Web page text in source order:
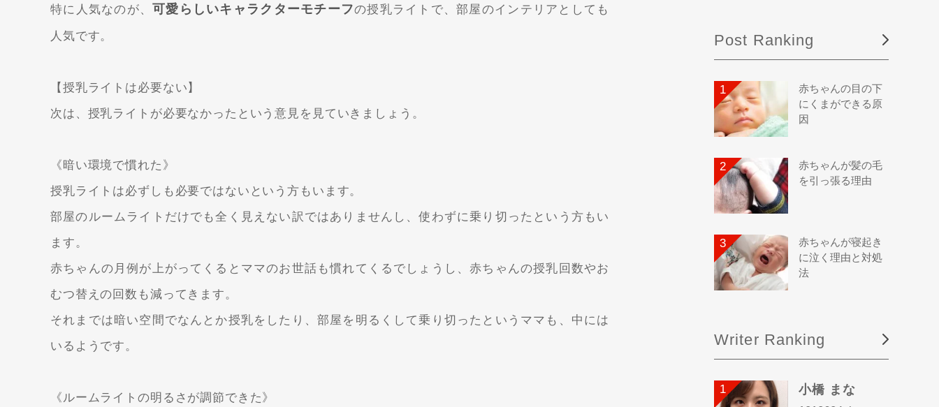
特に人気なのが、 可愛らしいキャラクターモチーフの授乳ライトで、部屋のインテリアとしても
人気です。
【授乳ライトは必要ない】
次は、授乳ライトが必要なかったという意見を見ていきましょう。
《暗い環境で慣れた》
授乳ライトは必ずしも必要ではないという方もいます。
部屋のルームライトだけでも全く見えない訳ではありませんし、使わずに乗り切ったという方もい
ます。
赤ちゃんの月例が上がってくるとママのお世話も慣れてくるでしょうし、赤ちゃんの授乳回数やお
むつ替えの回数も減ってきます。
それまでは暗い空間でなんとか授乳をしたり、部屋を明るくして乗り切ったというママも、中には
いるようです。
《ルームライトの明るさが調節できた》
Post Ranking
赤ちゃんの目の下
にくまができる原
因
赤ちゃんが髪の毛
を引っ張る理由
赤ちゃんが寝起き
に泣く理由と対処
法
Writer Ranking
小橋 まな